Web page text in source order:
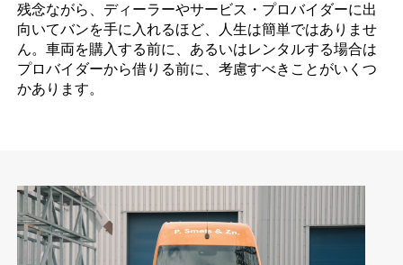
残念ながら、ディーラーやサービス・プロバイダーに出
向いてバンを手に入れるほど、人生は簡単ではありませ
ん。車両を購入する前に、あるいはレンタルする場合は
プロバイダーから借りる前に、考慮すべきことがいくつ
かあります。